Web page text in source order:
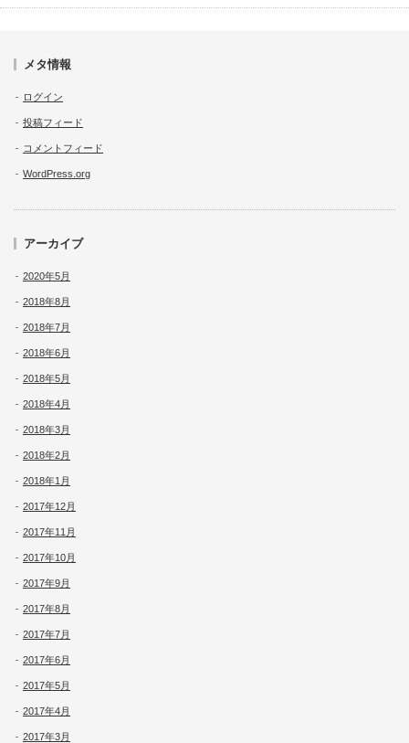
メタ情報
ログイン
投稿フィード
コメントフィード
WordPress.org
アーカイブ
2020年5月
2018年8月
2018年7月
2018年6月
2018年5月
2018年4月
2018年3月
2018年2月
2018年1月
2017年12月
2017年11月
2017年10月
2017年9月
2017年8月
2017年7月
2017年6月
2017年5月
2017年4月
2017年3月